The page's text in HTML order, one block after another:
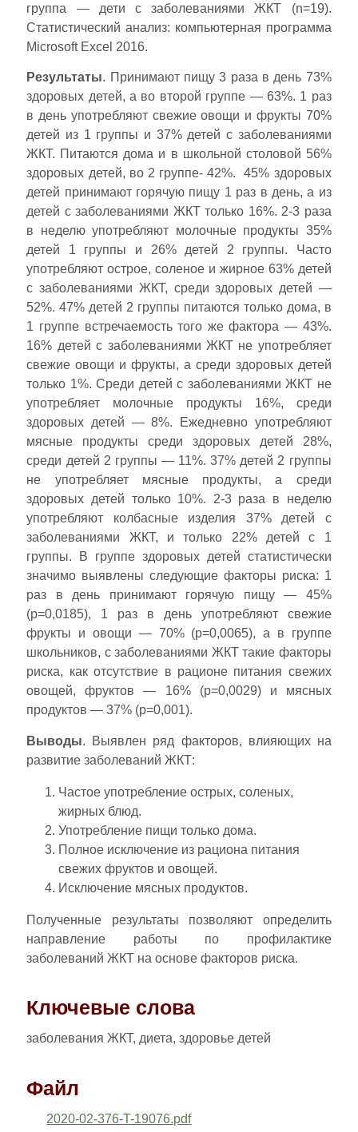
группа — дети с заболеваниями ЖКТ (n=19).
Статистический анализ: компьютерная программа
Microsoft Excel 2016.
Результаты. Принимают пищу 3 раза в день 73%
здоровых детей, а во второй группе — 63%. 1 раз
в день употребляют свежие овощи и фрукты 70%
детей из 1 группы и 37% детей с заболеваниями
ЖКТ. Питаются дома и в школьной столовой 56%
здоровых детей, во 2 группе- 42%. 45% здоровых
детей принимают горячую пищу 1 раз в день, а из
детей с заболеваниями ЖКТ только 16%. 2-3 раза
в неделю употребляют молочные продукты 35%
детей 1 группы и 26% детей 2 группы. Часто
употребляют острое, соленое и жирное 63% детей
с заболеваниями ЖКТ, среди здоровых детей —
52%. 47% детей 2 группы питаются только дома, в
1 группе встречаемость того же фактора — 43%.
16% детей с заболеваниями ЖКТ не употребляет
свежие овощи и фрукты, а среди здоровых детей
только 1%. Среди детей с заболеваниями ЖКТ не
употребляет молочные продукты 16%, среди
здоровых детей — 8%. Ежедневно употребляют
мясные продукты среди здоровых детей 28%,
среди детей 2 группы — 11%. 37% детей 2 группы
не употребляет мясные продукты, а среди
здоровых детей только 10%. 2-3 раза в неделю
употребляют колбасные изделия 37% детей с
заболеваниями ЖКТ, и только 22% детей с 1
группы. В группе здоровых детей статистически
значимо выявлены следующие факторы риска: 1
раз в день принимают горячую пищу — 45%
(p=0,0185), 1 раз в день употребляют свежие
фрукты и овощи — 70% (p=0,0065), а в группе
школьников, с заболеваниями ЖКТ такие факторы
риска, как отсутствие в рационе питания свежих
овощей, фруктов — 16% (p=0,0029) и мясных
продуктов — 37% (p=0,001).
Выводы. Выявлен ряд факторов, влияющих на
развитие заболеваний ЖКТ:
Частое употребление острых, соленых,
жирных блюд.
Употребление пищи только дома.
Полное исключение из рациона питания
свежих фруктов и овощей.
Исключение мясных продуктов.
Полученные результаты позволяют определить
направление работы по профилактике
заболеваний ЖКТ на основе факторов риска.
Ключевые слова
заболевания ЖКТ, диета, здоровье детей
Файл
2020-02-376-T-19076.pdf